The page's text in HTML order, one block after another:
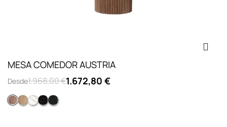
MESA COMEDOR AUSTRIA
Desde1.968,00 €1.672,80 €
MADERA NOGAL
MADERA ROBLE
PORCELÁNICO BLANCO
PORCELÁNICO GREY DARK
PORCELÁNICO NEGRO